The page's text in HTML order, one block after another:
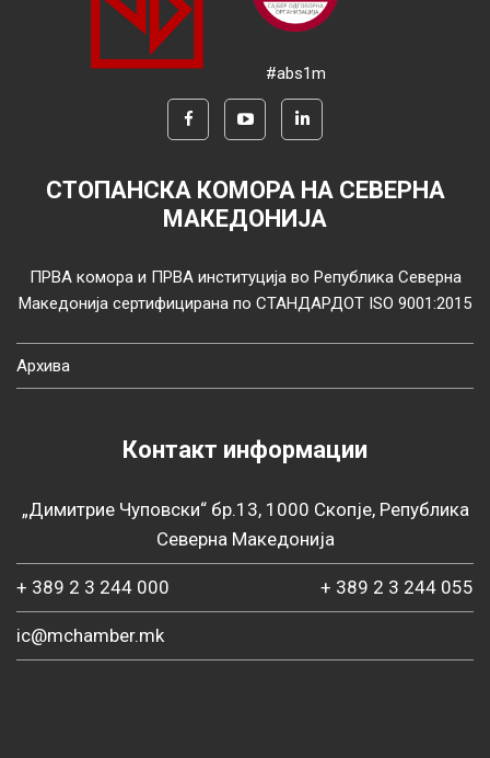
#abs1m
СТОПАНСКА КОМОРА НА СЕВЕРНА
МАКЕДОНИЈА
ПРВА комора и ПРВА институција во Република Северна
Македонија сертифицирана по СТАНДАРДОТ ISO 9001:2015
Архива
Контакт информации
„Димитрие Чуповски“ бр.13, 1000 Скопје, Република
Северна Македонија
+ 389 2 3 244 000 + 389 2 3 244 055
ic@mchamber.mk